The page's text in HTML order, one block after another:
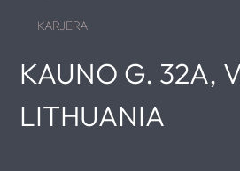
KARJERA
KAUNO G. 32A,
LITHUANIA